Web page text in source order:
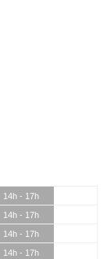
14h - 17h
14h - 17h
14h - 17h
14h - 17h